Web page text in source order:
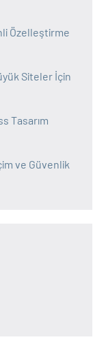
Özelleştirme
Siteler İçin
Tasarım
ve Güvenlik